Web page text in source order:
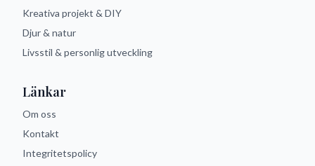
Kreativa projekt & DIY
Djur & natur
Livsstil & personlig utveckling
Länkar
Om oss
Kontakt
Integritetspolicy